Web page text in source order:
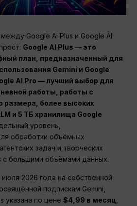
Google AI Plus и Google AI
Google AI Plus — это
план, предназначенный для
Gemini и Google
AI Pro — лучший выбор для
работы, работы с
размера, более высоких
и 5 ТБ хранилища Google
уровень,
обработки объёмных
задач и творческих
с большими объёмами данных.
2026 года на собственной
подпискам Gemini,
указана по цене$4,99 в месяц